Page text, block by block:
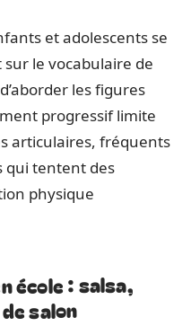
et adolescents se
le vocabulaire de
les figures
progressif limite
articulaires, fréquents
qui tentent des
physique
école : salsa,
salon